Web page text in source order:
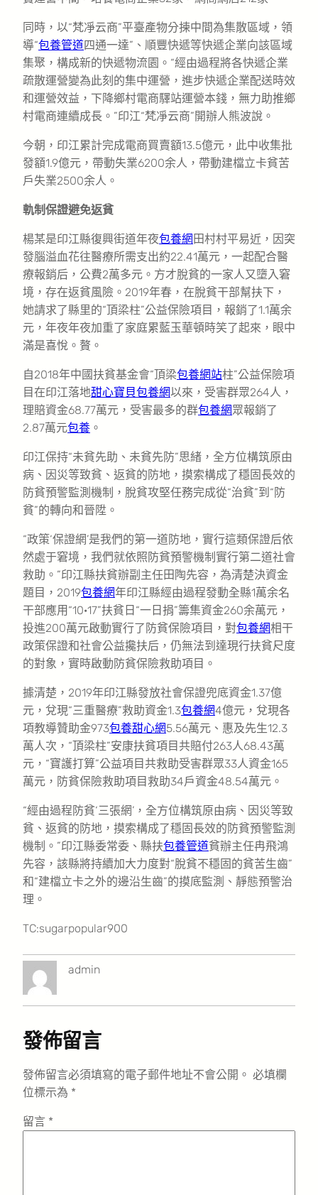
同時，以“梵凈云商”平臺產物分揀中間為集散區域，領
導“包養管道四通一達”、順豐快遞等快遞企業向該區域
集聚，構成新的快遞物流園。“經由過程將各快遞企業
疏散運營變為此刻的集中運營，進步快遞企業配送時效
和運營效益，下降鄉村電商驛站運營本錢，無力助推鄉
村電商連續成長。”印江“梵凈云商”開辦人熊波說。
今朝，印江累計完成電商買賣額13.5億元，此中收集批
發額1.9億元，帶動失業6200余人，帶動建檔立卡貧苦
戶失業2500余人。
軌制保證避免返貧
楊某是印江縣復興街道年夜包養網 田村村平易近，因突
發腦溢血花往醫療所需支出約22.41萬元，一起配合醫
療報銷后，公費2萬多元。方才脫貧的一家人又墮入窘
境，存在返貧風險。2019年春，在脫貧干部幫扶下，
她請求了縣里的“頂梁柱”公益保險項目，報銷了1.1萬余
元，年夜年夜加重了家庭累藍玉華頓時笑了起來，眼中
滿是喜悅。贅。
自2018年中國扶貧基金會“頂梁包養網站柱”公益保險項
目在印江落地甜心寶貝包養網以來，受害群眾264人，
理賠資金68.77萬元，受害最多的群包養網眾報銷了
2.87萬元包養 。
印江保持“未貧先助、未貧先防”思緒，全方位構筑原由
病、因災等致貧、返貧的防地，摸索構成了穩固長效的
防貧預警監測機制，脫貧攻堅任務完成從“治貧”到“防
貧”的轉向和晉陞。
“政策‘保證網’是我們的第一道防地，實行這類保證后依
然處于窘境，我們就依照防貧預警機制實行第二道社會
救助。”印江縣扶貧辦副主任田陶先容，為清楚決資金
題目，2019包養網年印江縣經由過程發動全縣1萬余名
干部應用“10·17”扶貧日“一日捐”籌集資金260余萬元，
投進200萬元啟動實行了防貧保險項目，對包養網相干
政策保證和社會公益攙扶后，仍無法到達現行扶貧尺度
的對象，實時啟動防貧保險救助項目。
據清楚，2019年印江縣發放社會保證兜底資金1.37億
元，兌現“三重醫療”救助資金1.3包養網4億元，兌現各
項教導贊助金973包養甜心網5.56萬元、惠及先生12.3
萬人次，“頂梁柱”安康扶貧項目共賠付263人68.43萬
元，“寶護打算”公益項目共救助受害群眾33人資金165
萬元，防貧保險救助項目救助34戶資金48.54萬元。
“經由過程防貧‘三張網’，全方位構筑原由病、因災等致
貧、返貧的防地，摸索構成了穩固長效的防貧預警監測
機制。”印江縣委常委、縣扶包養管道貧辦主任冉飛鴻
先容，該縣將持續加大力度對“脫貧不穩固的貧苦生齒”
和“建檔立卡之外的邊沿生齒”的摸底監測、靜態預警治
理。
TC:sugarpopular900
admin
發佈留言
發佈留言必須填寫的電子郵件地址不會公開。 必填欄
位標示為 *
留言 *